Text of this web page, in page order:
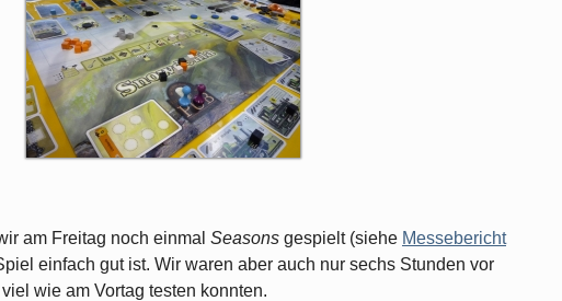
am Freitag noch einmal Seasons gespielt (siehe Messebericht
einfach gut ist. Wir waren aber auch nur sechs Stunden vor
wie am Vortag testen konnten.